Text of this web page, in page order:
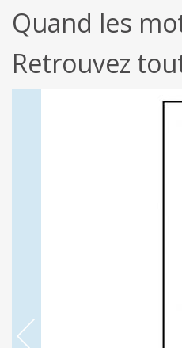
Quand les
Retrouvez